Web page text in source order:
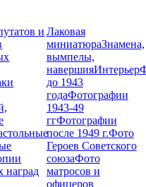
и
наград
Лаковая
миниатюраЗнамена,
вымпелы,
навершияИнтерьер
до 1943
годаФотографии
1943-49
ггФотографии
после 1949 г.Фото
Героев Советского
союзаФото
матросов и
офицеров